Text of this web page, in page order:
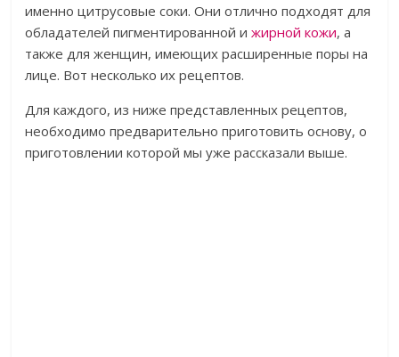
именно цитрусовые соки. Они отлично подходят для
обладателей пигментированной ижирной кожи, а
также для женщин, имеющих расширенные поры на
лице. Вот несколько их рецептов.
Для каждого, из ниже представленных рецептов,
необходимо предварительно приготовить основу, о
приготовлении которой мы уже рассказали выше.